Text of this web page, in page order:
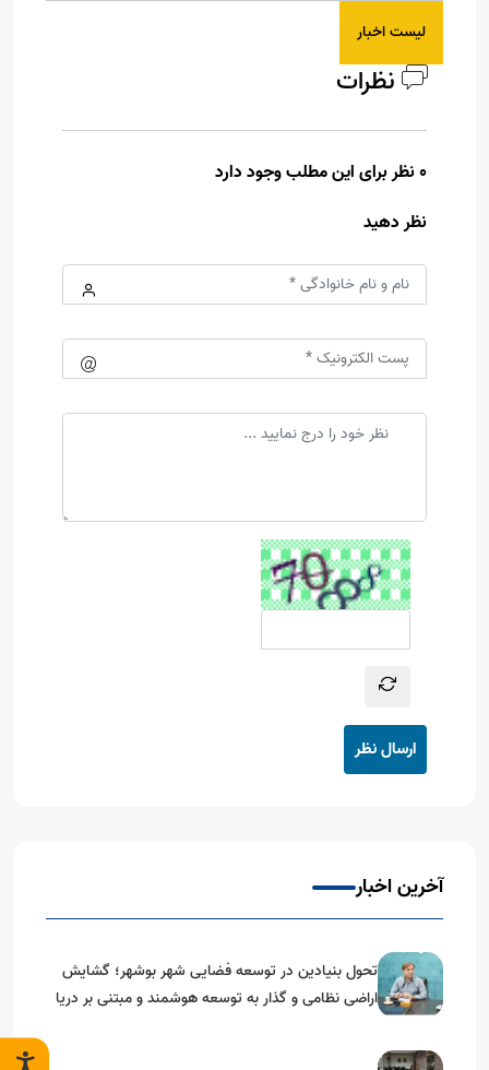
لیست اخبار
نظرات
0 نظر برای این مطلب وجود دارد
نظر دهید
ارسال نظر
آخرین اخبار
تحول بنیادین در توسعه فضایی شهر بوشهر؛ گشایش
اراضی نظامی و گذار به توسعه هوشمند و مبتنی بر دریا